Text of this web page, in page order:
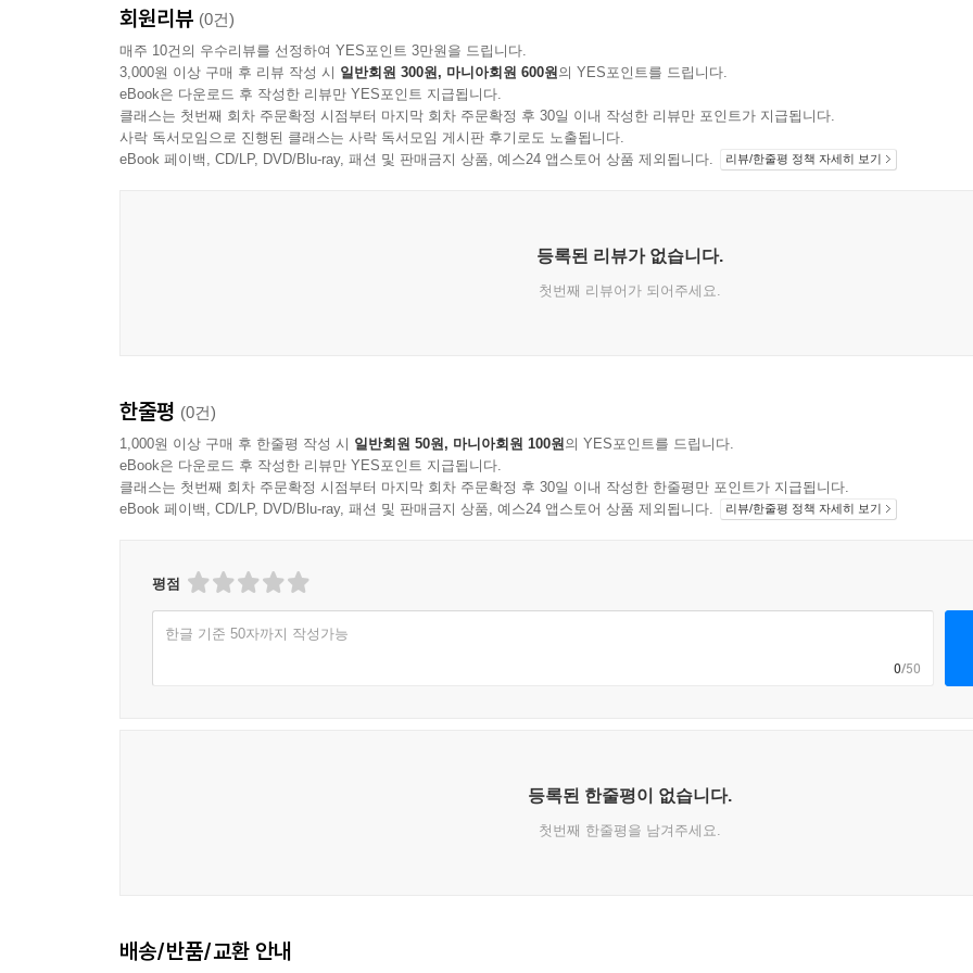
회원리뷰 (0건)
매주 10건의 우수리뷰를 선정하여 YES포인트 3만원을 드립니다.
3,000원 이상 구매 후 리뷰 작성 시 일반회원 300원, 마니아회원 600원의 YES포인트를 드립니다.
eBook은 다운로드 후 작성한 리뷰만 YES포인트 지급됩니다.
클래스는 첫번째 회차 주문확정 시점부터 마지막 회차 주문확정 후 30일 이내 작성한 리뷰만 포인트가 지급됩니다.
사락 독서모임으로 진행된 클래스는 사락 독서모임 게시판 후기로도 노출됩니다.
eBook 페이백, CD/LP, DVD/Blu-ray, 패션 및 판매금지 상품, 예스24 앱스토어 상품 제외됩니다.
리뷰/한줄평 정책 자세히 보기
등록된 리뷰가 없습니다.
첫번째 리뷰어가 되어주세요.
한줄평 (0건)
1,000원 이상 구매 후 한줄평 작성 시 일반회원 50원, 마니아회원 100원의 YES포인트를 드립니다.
eBook은 다운로드 후 작성한 리뷰만 YES포인트 지급됩니다.
클래스는 첫번째 회차 주문확정 시점부터 마지막 회차 주문확정 후 30일 이내 작성한 한줄평만 포인트가 지급됩니다.
eBook 페이백, CD/LP, DVD/Blu-ray, 패션 및 판매금지 상품, 예스24 앱스토어 상품 제외됩니다.
리뷰/한줄평 정책 자세히 보기
평점
한글 기준 50자까지 작성가능
0/50
등록된 한줄평이 없습니다.
첫번째 한줄평을 남겨주세요.
배송/반품/교환 안내